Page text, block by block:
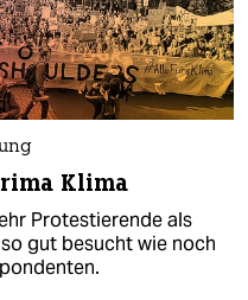
Klima
Protestierende als
gut besucht wie noch